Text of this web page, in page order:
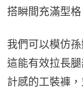
搭瞬間充滿型格
我們可以模仿
這能有效拉長
計感的工裝褲